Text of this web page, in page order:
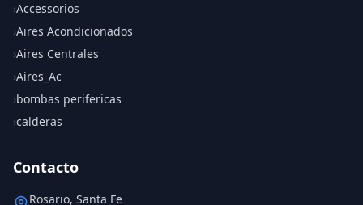
›Accessorios
›Aires Acondicionados
›Aires Centrales
›Aires_Ac
›bombas perifericas
›calderas
Contacto
Rosario, Santa Fe